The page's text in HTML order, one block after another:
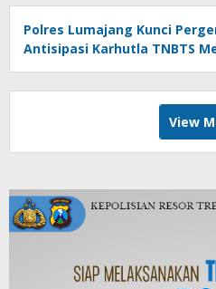
Polres Lumajang Kunci
Antisipasi Karhutla TNBTS
View